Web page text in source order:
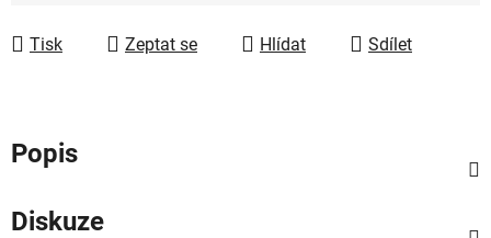
Tisk Zeptat se Hlídat Sdílet
Popis
Diskuze